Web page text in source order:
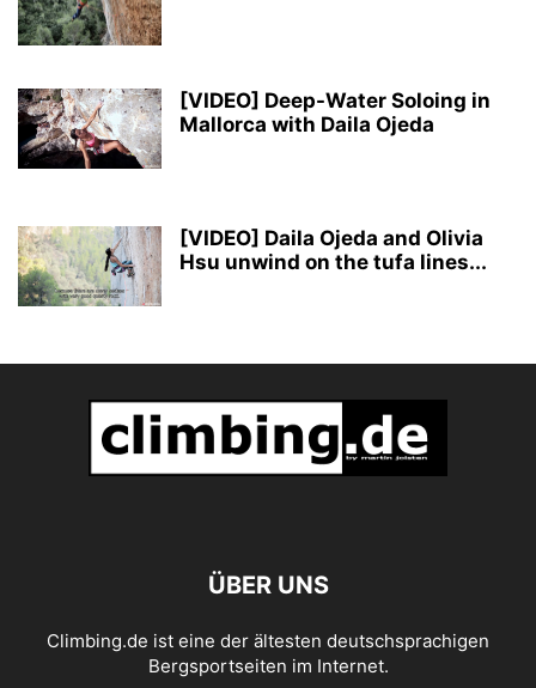
[VIDEO] Deep-Water Soloing in
Mallorca with Daila Ojeda
[VIDEO] Daila Ojeda and Olivia
Hsu unwind on the tufa lines...
ÜBER UNS
Climbing.de ist eine der ältesten deutschsprachigen
Bergsportseiten im Internet.